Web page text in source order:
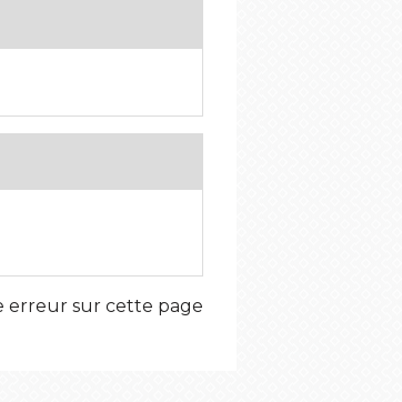
erreur sur cette page